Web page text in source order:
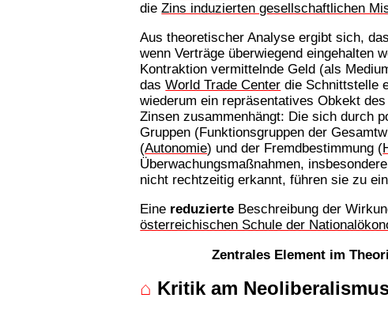
dieZins induzierten gesellschaftlichen
Aus theoretischer Analyse ergibt sich,
wenn Verträge überwiegend eingehalten
Kontraktion vermittelnde Geld (als
dasWorld Trade Center die Schnittstelle
wiederum ein repräsentatives Obkekt
Zinsen zusammenhängt: Die sich durch
Gruppen (Funktionsgruppen der
(Autonomie) und der Fremdbestimmung (
Überwachungsmaßnahmen,
nicht rechtzeitig erkannt, führen sie zu
Eine reduzierte Beschreibung der
österreichischen Schule der
Zentrales Element im
⌂ Kritik am